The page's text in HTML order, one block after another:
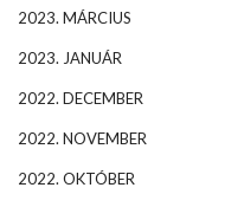
2023. MÁRCIUS
2023. JANUÁR
2022. DECEMBER
2022. NOVEMBER
2022. OKTÓBER